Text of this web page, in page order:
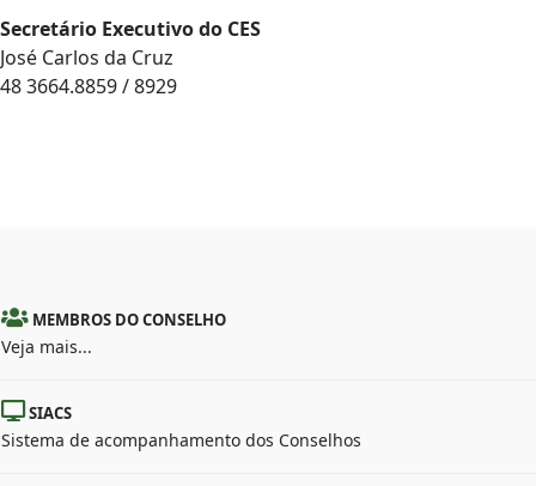
Secretário Executivo do CES
José Carlos da Cruz
48 3664.8859 / 8929
MEMBROS DO CONSELHO
Veja mais...
SIACS
Sistema de acompanhamento dos Conselhos